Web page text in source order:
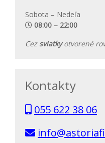
Sobota – Nedeľa
08:00 – 22:00
Cez sviatkyotvorené
Kontakty
055 622 38 06